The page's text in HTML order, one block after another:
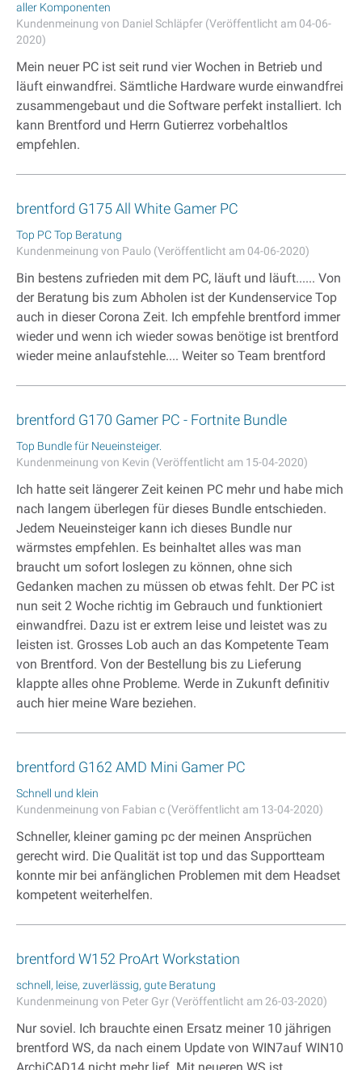
aller Komponenten
Kundenmeinung von Daniel Schläpfer (Veröffentlicht am 04-06-
2020)
Mein neuer PC ist seit rund vier Wochen in Betrieb und
läuft einwandfrei. Sämtliche Hardware wurde einwandfrei
zusammengebaut und die Software perfekt installiert. Ich
kann Brentford und Herrn Gutierrez vorbehaltlos
empfehlen.
brentford G175 All White Gamer PC
Top PC Top Beratung
Kundenmeinung von Paulo (Veröffentlicht am 04-06-2020)
Bin bestens zufrieden mit dem PC, läuft und läuft...... Von
der Beratung bis zum Abholen ist der Kundenservice Top
auch in dieser Corona Zeit. Ich empfehle brentford immer
wieder und wenn ich wieder sowas benötige ist brentford
wieder meine anlaufstehle.... Weiter so Team brentford
brentford G170 Gamer PC - Fortnite Bundle
Top Bundle für Neueinsteiger.
Kundenmeinung von Kevin (Veröffentlicht am 15-04-2020)
Ich hatte seit längerer Zeit keinen PC mehr und habe mich
nach langem überlegen für dieses Bundle entschieden.
Jedem Neueinsteiger kann ich dieses Bundle nur
wärmstes empfehlen. Es beinhaltet alles was man
braucht um sofort loslegen zu können, ohne sich
Gedanken machen zu müssen ob etwas fehlt. Der PC ist
nun seit 2 Woche richtig im Gebrauch und funktioniert
einwandfrei. Dazu ist er extrem leise und leistet was zu
leisten ist. Grosses Lob auch an das Kompetente Team
von Brentford. Von der Bestellung bis zu Lieferung
klappte alles ohne Probleme. Werde in Zukunft definitiv
auch hier meine Ware beziehen.
brentford G162 AMD Mini Gamer PC
Schnell und klein
Kundenmeinung von Fabian c (Veröffentlicht am 13-04-2020)
Schneller, kleiner gaming pc der meinen Ansprüchen
gerecht wird. Die Qualität ist top und das Supportteam
konnte mir bei anfänglichen Problemen mit dem Headset
kompetent weiterhelfen.
brentford W152 ProArt Workstation
schnell, leise, zuverlässig, gute Beratung
Kundenmeinung von Peter Gyr (Veröffentlicht am 26-03-2020)
Nur soviel. Ich brauchte einen Ersatz meiner 10 jährigen
brentford WS, da nach einem Update von WIN7auf WIN10